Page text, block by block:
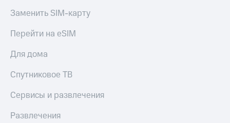
Заменить SIM-карту
Перейти на eSIM
Для дома
Спутниковое ТВ
Сервисы и развлечения
Развлечения